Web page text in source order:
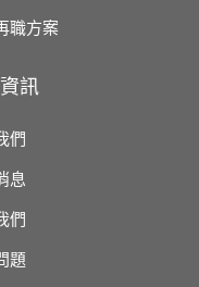
職方案
訊
們
息
們
題